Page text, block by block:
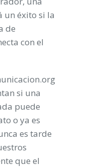
un éxito si la
de
con el
si una
puede
o ya es
es tarde
que el